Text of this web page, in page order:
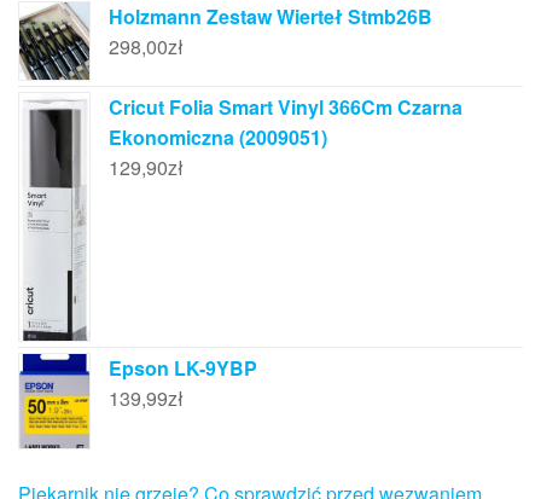
Holzmann Zestaw Wierteł Stmb26B
298,00zł
Cricut Folia Smart Vinyl 366Cm Czarna
Ekonomiczna (2009051)
129,90zł
Epson LK-9YBP
139,99zł
Piekarnik nie grzeje? Co sprawdzić przed wezwaniem